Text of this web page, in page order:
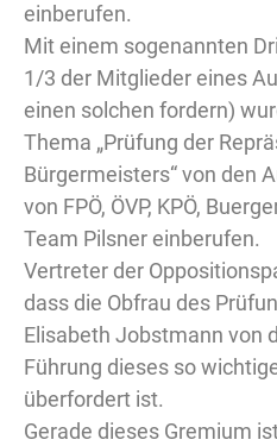
einberufen.
Mit einem sogenannten
1/3 der Mitglieder eines
einen solchen fordern)
Thema „Prüfung der
Bürgermeisters“ von den
von FPÖ, ÖVP, KPÖ,
Team Pilsner einberufen.
Vertreter der
dass die Obfrau des
Elisabeth Jobstmann von
Führung dieses so
überfordert ist.
Gerade dieses Gremium